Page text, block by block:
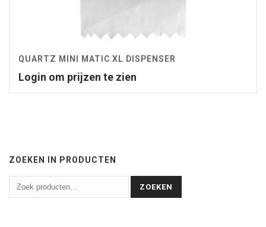
QUARTZ MINI MATIC XL DISPENSER
Login om prijzen te zien
ZOEKEN IN PRODUCTEN
ZOEKEN